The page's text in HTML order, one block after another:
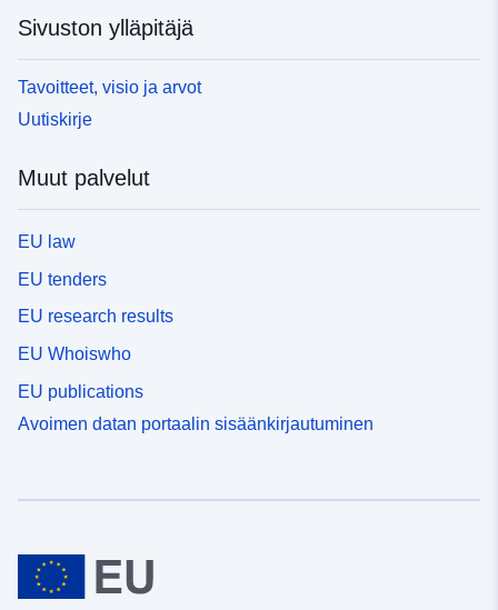
Sivuston ylläpitäjä
Tavoitteet, visio ja arvot
Uutiskirje
Muut palvelut
EU law
EU tenders
EU research results
EU Whoiswho
EU publications
Avoimen datan portaalin sisäänkirjautuminen